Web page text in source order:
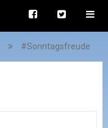
#Sonntagsfreude